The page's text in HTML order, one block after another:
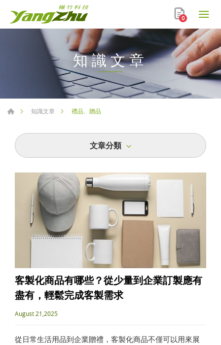
0
知識文章
知識文章 禮品、贈品
文章分類
客製化商品有哪些？從少量到企業訂製應有
盡有，輕鬆完成客製需求
August 21,2025
從日常生活用品到企業贈禮，客製化商品不僅可以用來展